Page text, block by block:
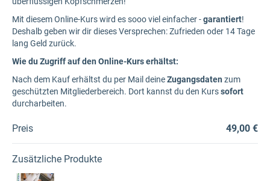
Mit diesem Online-Kurs wird es sooo viel einfacher -garantiert!
Deshalb geben wir dir dieses Versprechen: Zufrieden oder 14 Tage
lang Geld zurück.
Wie du Zugriff auf den Online-Kurs erhältst:
Nach dem Kauf erhältst du per Mail deineZugangsdaten zum
geschützten Mitgliederbereich. Dort kannst du den Kurssofort
durcharbeiten.
Preis 49,00 €
Zusätzliche Produkte